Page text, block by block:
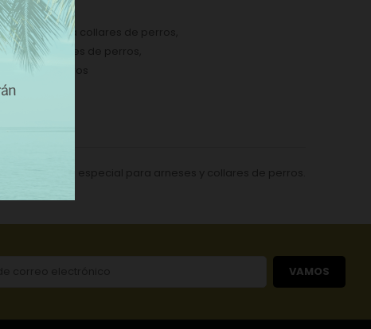
Herrajes para collares de perros
para collares de perros
de perros
Articulo especial para arneses y collares de perros.
VAMOS